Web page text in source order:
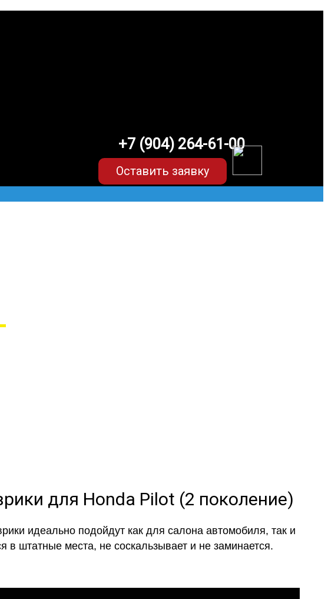
+7 (904) 264-61-00
Оставить заявку
для Honda Pilot (2 поколение)
идеально подойдут как для салона автомобиля, так и
в штатные места, не соскальзывает и не заминается.